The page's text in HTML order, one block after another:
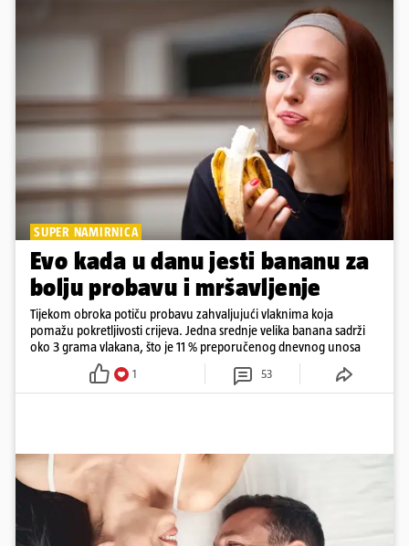
SUPER NAMIRNICA
Evo kada u danu jesti bananu za
bolju probavu i mršavljenje
Tijekom obroka potiču probavu zahvaljujući vlaknima koja
pomažu pokretljivosti crijeva. Jedna srednje velika banana sadrži
oko 3 grama vlakana, što je 11 % preporučenog dnevnog unosa
1 53